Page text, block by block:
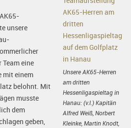
unsere
Team eine
mit einem
belohnt. Mit
musste
dem
geben,
Unsere AK65-Herren
am dritten
Hessenligaspieltag in
Hanau: (v.l.) Kapitän
Alfred Weiß, Norbert
Kleinke, Martin Knodt,